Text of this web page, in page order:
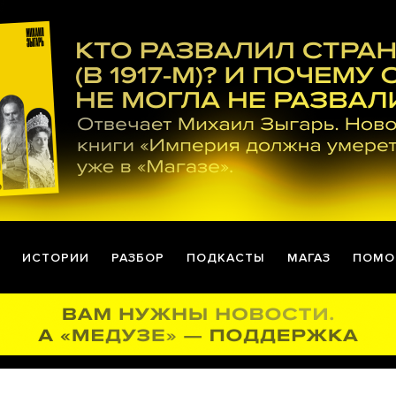
ИСТОРИИ РАЗБОР ПОДКАСТЫ МАГАЗ